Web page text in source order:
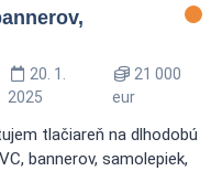
20. 1.
2025
21 000
eur
tlačiareň na dlhodobú
bannerov, samolepiek,